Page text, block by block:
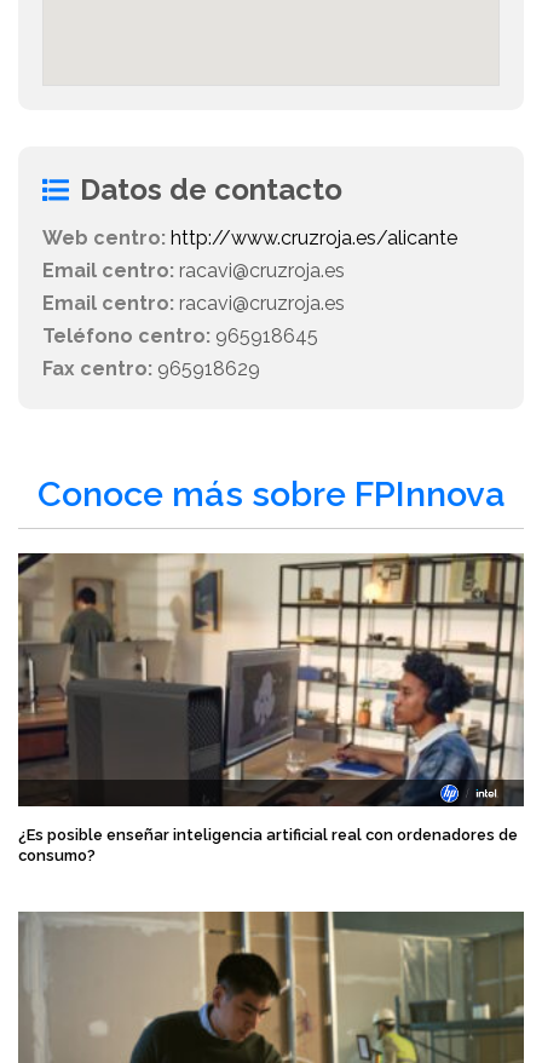
Datos de contacto
Web centro: http://www.cruzroja.es/alicante
Email centro: racavi@cruzroja.es
Email centro: racavi@cruzroja.es
Teléfono centro: 965918645
Fax centro: 965918629
Conoce más sobre FPInnova
¿Es posible enseñar inteligencia artificial real con ordenadores de
consumo?